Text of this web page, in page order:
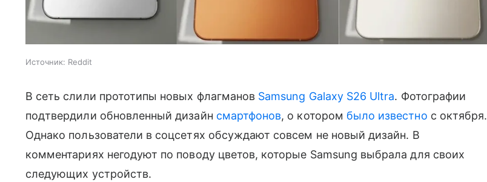
Источник: Reddit
В сеть слили прототипы новых флагманов Samsung Galaxy S26 Ultra. Фотографии
подтвердили обновленный дизайн смартфонов, о котором было известно с октября.
Однако пользователи в соцсетях обсуждают совсем не новый дизайн. В
комментариях негодуют по поводу цветов, которые Samsung выбрала для своих
следующих устройств.